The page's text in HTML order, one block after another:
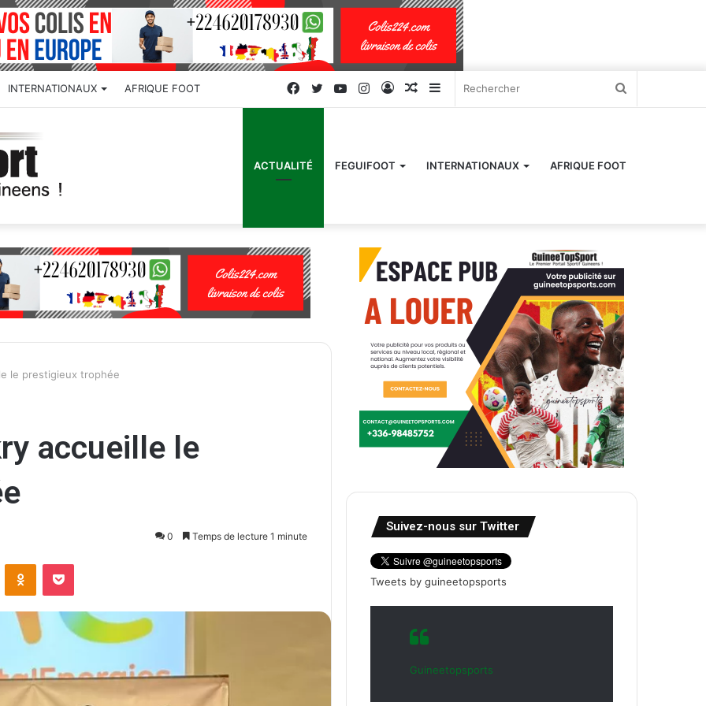
INTERNATIONAUX AFRIQUE FOOT Sidebar
latérale)
Article
Connexion
Instagram
YouTube
Twitter
Facebook
ACTUALITÉ FEGUIFOOT INTERNATIONAUX AFRIQUE FOOT
le prestigieux trophée
accueille le
0 Temps de lecture 1 minute
Suivez-nous sur Twitter
Tweets by guineetopsports
Guineetopsports